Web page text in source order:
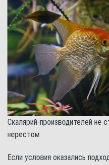
Скалярий-производителей не
нерестом
Если условия оказались